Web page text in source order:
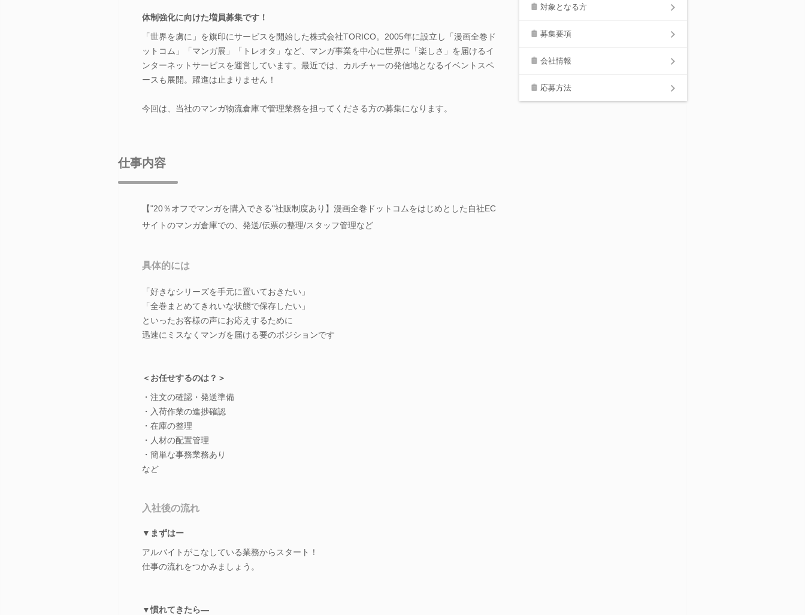
体制強化に向けた増員募集です！
「世界を虜に」を旗印にサービスを開始した株式会社TORICO。2005年に設立し「漫画全巻ド
ットコム」「マンガ展」「トレオタ」など、マンガ事業を中心に世界に「楽しさ」を届けるイ
ンターネットサービスを運営しています。最近では、カルチャーの発信地となるイベントスペ
ースも展開。躍進は止まりません！
今回は、当社のマンガ物流倉庫で管理業務を担ってくださる方の募集になります。
仕事内容
【"20％オフでマンガを購入できる"社販制度あり】漫画全巻ドットコムをはじめとした自社EC
サイトのマンガ倉庫での、発送/伝票の整理/スタッフ管理など
具体的には
「好きなシリーズを手元に置いておきたい」
「全巻まとめてきれいな状態で保存したい」
といったお客様の声にお応えするために
迅速にミスなくマンガを届ける要のポジションです
＜お任せするのは？＞
・注文の確認・発送準備
・入荷作業の進捗確認
・在庫の整理
・人材の配置管理
・簡単な事務業務あり
など
入社後の流れ
▼まずはー
アルバイトがこなしている業務からスタート！
仕事の流れをつかみましょう。
▼慣れてきたら―
対象となる方
募集要項
会社情報
応募方法